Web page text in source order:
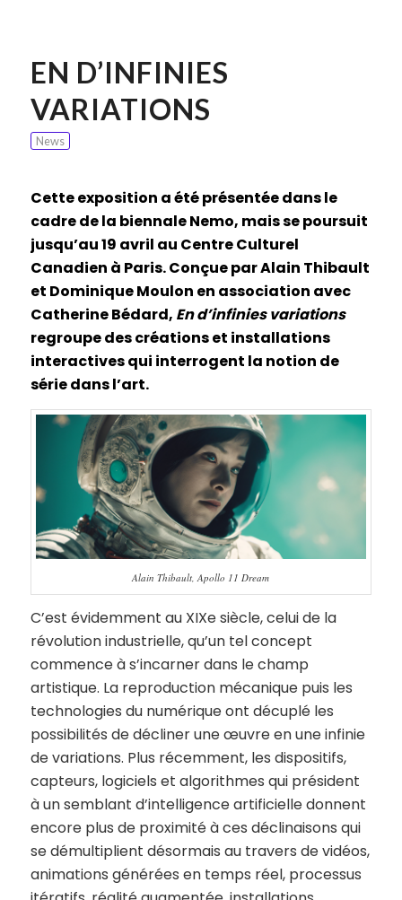
EN D’INFINIES
VARIATIONS
News
Cette exposition a été présentée dans le
cadre de la biennale Nemo, mais se poursuit
jusqu’au 19 avril au Centre Culturel
Canadien à Paris. Conçue par Alain Thibault
et Dominique Moulon en association avec
Catherine Bédard, En d’infinies variations
regroupe des créations et installations
interactives qui interrogent la notion de
série dans l’art.
Alain Thibault, Apollo 11 Dream
C’est évidemment au XIXe siècle, celui de la
révolution industrielle, qu’un tel concept
commence à s’incarner dans le champ
artistique. La reproduction mécanique puis les
technologies du numérique ont décuplé les
possibilités de décliner une œuvre en une infinie
de variations. Plus récemment, les dispositifs,
capteurs, logiciels et algorithmes qui président
à un semblant d’intelligence artificielle donnent
encore plus de proximité à ces déclinaisons qui
se démultiplient désormais au travers de vidéos,
animations générées en temps réel, processus